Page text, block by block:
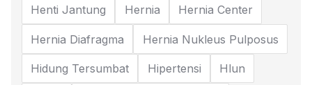
Henti Jantung Hernia Hernia Center
Hernia Diafragma Hernia Nukleus Pulposus
Hidung Tersumbat Hipertensi Hlun